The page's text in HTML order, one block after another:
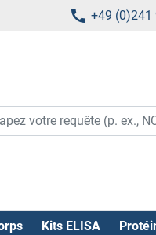
+49 (0)241
Kits ELISA